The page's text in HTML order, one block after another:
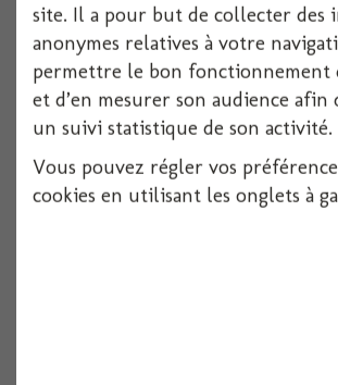
site. Il a pour but de collecter des
anonymes relatives à votre
permettre le bon fonctionnement
et d’en mesurer son audience afin
un suivi statistique de son activité.
Vous pouvez régler vos
cookies en utilisant les onglets à